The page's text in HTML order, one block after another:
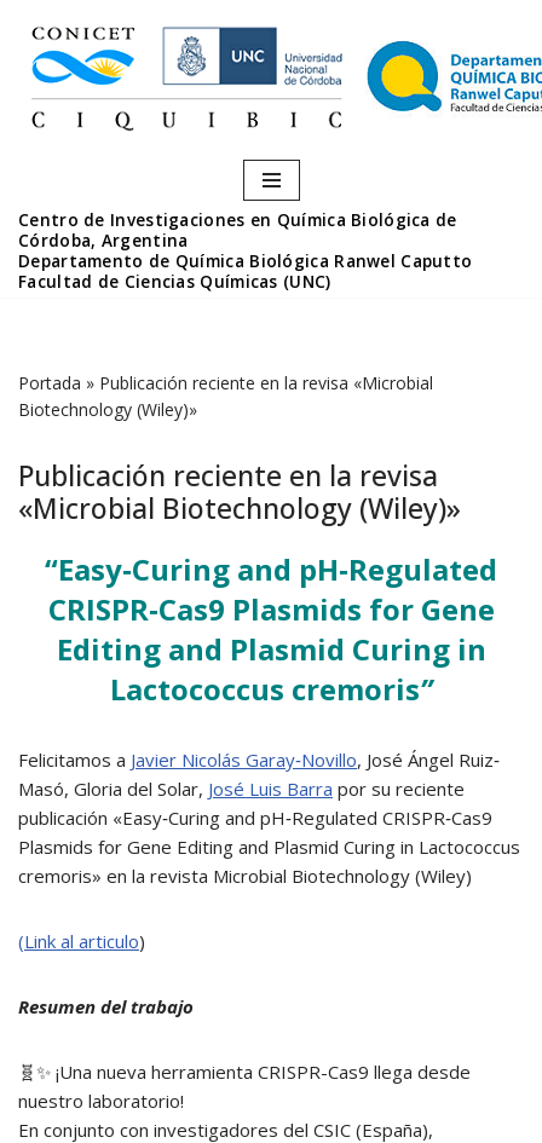
Saltar
contenido
Centro de Investigaciones en Química Biológica de
Córdoba, Argentina
Departamento de Química Biológica Ranwel Caputto
Facultad de Ciencias Químicas (UNC)
Portada » Publicación reciente en la revisa «Microbial
Biotechnology (Wiley)»
Publicación reciente en la revisa
«Microbial Biotechnology (Wiley)»
“Easy‐Curing and pH‐Regulated
CRISPR‐Cas9 Plasmids for Gene
Editing and Plasmid Curing in
Lactococcus cremoris”
Felicitamos a Javier Nicolás Garay‐Novillo, José Ángel Ruiz‐
Masó, Gloria del Solar, José Luis Barra por su reciente
publicación «Easy‐Curing and pH‐Regulated CRISPR‐Cas9
Plasmids for Gene Editing and Plasmid Curing in Lactococcus
cremoris» en la revista Microbial Biotechnology (Wiley)
(Link al articulo)
Resumen del trabajo
🧬✨ ¡Una nueva herramienta CRISPR-Cas9 llega desde
nuestro laboratorio!
En conjunto con investigadores del CSIC (España),